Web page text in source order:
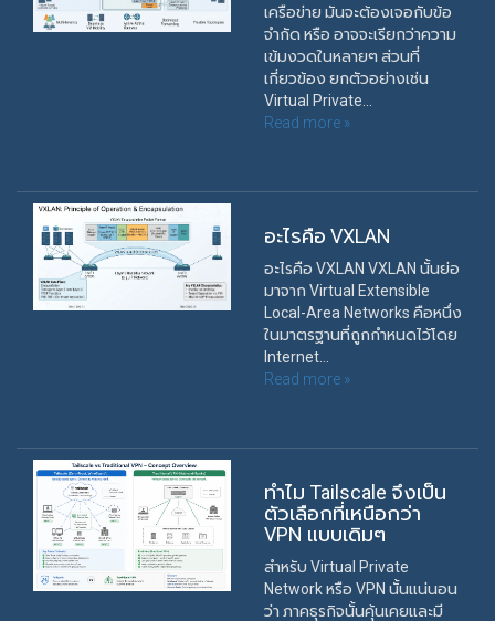
เครือข่าย มันจะต้องเจอกับข้อ
จำกัด หรือ อาจจะเรียกว่าความ
เข้มงวดในหลายๆ ส่วนที่
เกี่ยวข้อง ยกตัวอย่างเช่น
Virtual Private...
Read more »
อะไรคือ VXLAN
อะไรคือ VXLAN VXLAN นั้นย่อ
มาจาก Virtual Extensible
Local-Area Networks คือหนึ่ง
ในมาตรฐานที่ถูกกำหนดไว้โดย
Internet...
Read more »
ทำไม Tailscale จึงเป็น
ตัวเลือกที่เหนือกว่า
VPN แบบเดิมๆ
สำหรับ Virtual Private
Network หรือ VPN นั้นแน่นอน
ว่า ภาคธุรกิจนั้นคุ้นเคยและมี